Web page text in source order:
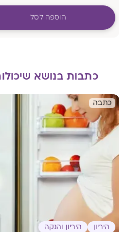
הוספה לסל
כתבות בנושא
כתבה
היריון היריון והנקה